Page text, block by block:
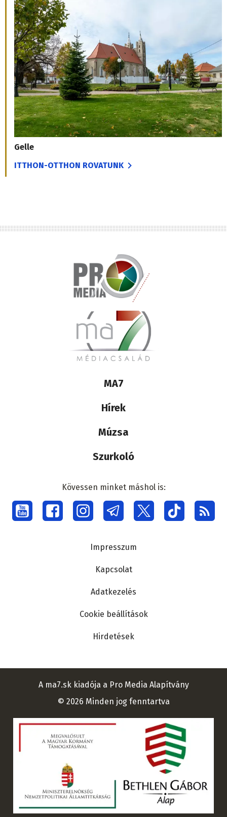
Gelle
ITTHON-OTTHON ROVATUNK
Lábléc
médiacsalád
MA7
Hírek
Múzsa
Szurkoló
Social
menu
Kövessen minket máshol is:
Impresszum
Kapcsolat
Adatkezelés
Cookie beállítások
Hirdetések
A ma7.sk kiadója a Pro Media Alapítvány
© 2026 Minden jog fenntartva